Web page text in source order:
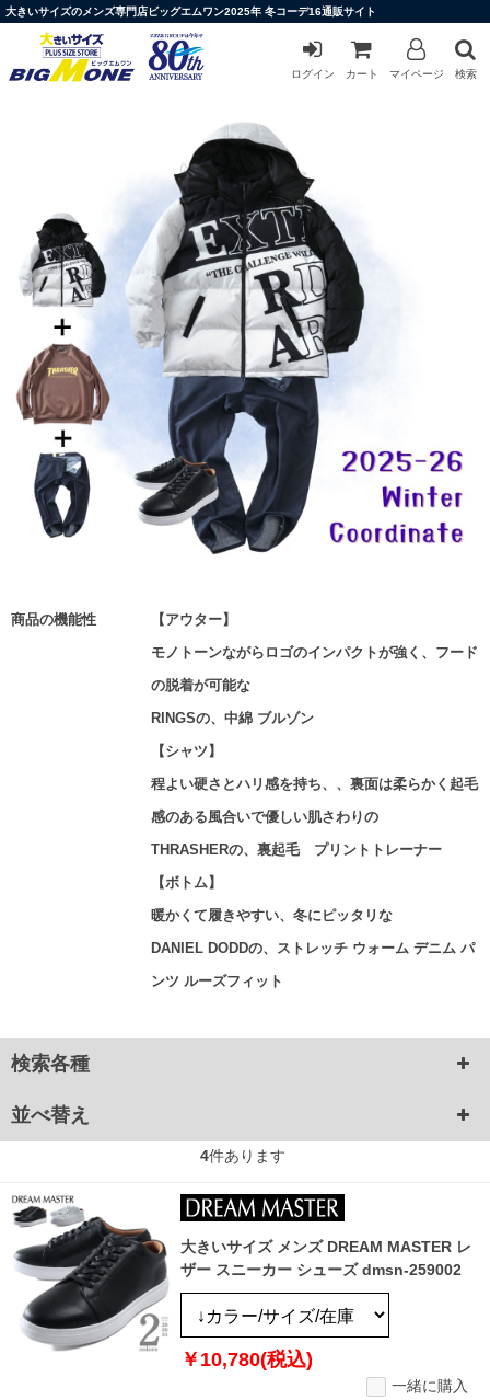
大きいサイズのメンズ専門店ビッグエムワン2025年 冬コーデ16通販サイト
ログイン カート マイページ 検索
商品の機能性
【アウター】
モノトーンながらロゴのインパクトが強く、フード
の脱着が可能な
RINGSの、中綿 ブルゾン
【シャツ】
程よい硬さとハリ感を持ち、、裏面は柔らかく起毛
感のある風合いで優しい肌さわりの
THRASHERの、裏起毛 プリントトレーナー
【ボトム】
暖かくて履きやすい、冬にピッタリな
DANIEL DODDの、ストレッチ ウォーム デニム パ
ンツ ルーズフィット
検索各種
並べ替え
4件あります
大きいサイズ メンズ DREAM MASTER レ
ザー スニーカー シューズ dmsn-259002
￥10,780(税込)
一緒に購入